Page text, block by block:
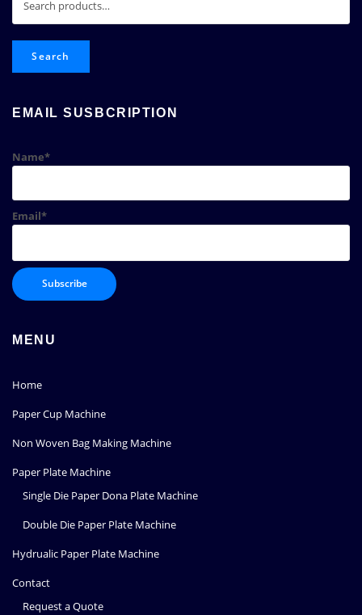
for:
Search
EMAIL SUSBCRIPTION
Name*
Email*
MENU
Home
Paper Cup Machine
Non Woven Bag Making Machine
Paper Plate Machine
Single Die Paper Dona Plate Machine
Double Die Paper Plate Machine
Hydrualic Paper Plate Machine
Contact
Request a Quote